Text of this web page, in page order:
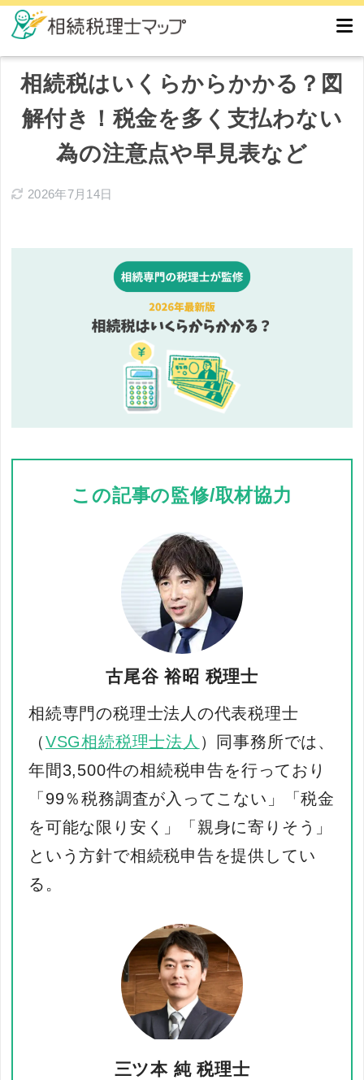
相続税はいくらからかかる？図
解付き！税金を多く支払わない
為の注意点や早見表など
2026年7月14日
この記事の監修/取材協力
古尾谷 裕昭 税理士
相続専門の税理士法人の代表税理士
（VSG相続税理士法人 ）同事務所では、
年間3,500件の相続税申告を行っており
「99％税務調査が入ってこない」「税金
を可能な限り安く」「親身に寄りそう」
という方針で相続税申告を提供してい
る。
三ツ本 純 税理士